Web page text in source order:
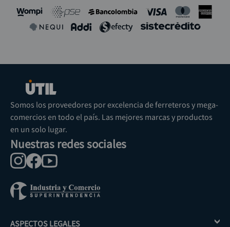
Somos los proveedores por excelencia de ferreteros y mega-
comercios en todo el país. Las mejores marcas y productos
en un solo lugar.
Nuestras redes sociales
ASPECTOS LEGALES +